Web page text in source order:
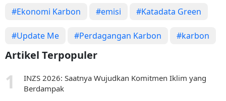
#Ekonomi Karbon #emisi #Katadata Green
#Update Me #Perdagangan Karbon #karbon
Artikel Terpopuler
INZS 2026: Saatnya Wujudkan Komitmen Iklim yang
Berdampak